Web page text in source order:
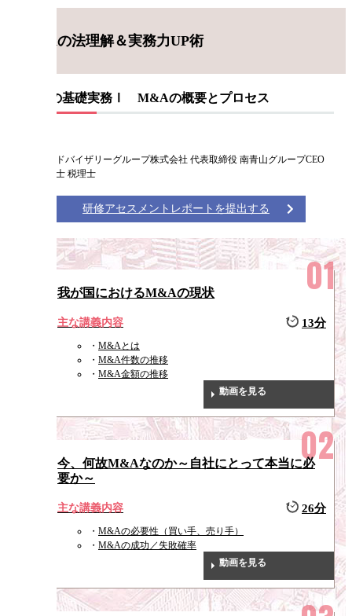
M&Aの法理解＆実務力UP術
M&Aの基礎実務Ⅰ M&Aの概要とプロセス
南青山アドバイザリーグループ株式会社 代表取締役 南青山グループCEO
公認会計士 税理士
研修アセスメントレポートを提出する
我が国におけるM&Aの現状
主な講義内容 13分
M&Aとは
M&A件数の推移
M&A金額の推移
動画を見る
今、何故M&Aなのか～自社にとって本当に必
要か～
主な講義内容 26分
M&Aの必要性（買い手、売り手）
M&Aの成功／失敗確率
動画を見る